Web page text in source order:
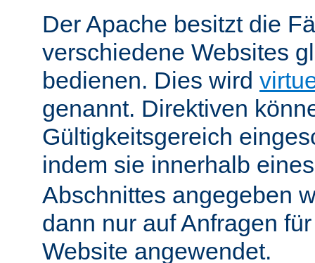
Der Apache besitzt die
verschiedene Websites
bedienen. Dies wird
genannt. Direktiven
Gültigkeitsgereich
indem sie innerhalb
Abschnittes angegeben
dann nur auf Anfragen
Website angewendet.